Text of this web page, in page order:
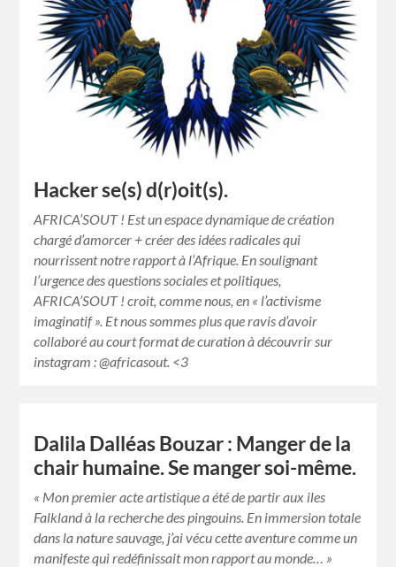
Hacker se(s) d(r)oit(s).
AFRICA’SOUT ! Est un espace dynamique de création
chargé d’amorcer + créer des idées radicales qui
nourrissent notre rapport à l’Afrique. En soulignant
l’urgence des questions sociales et politiques,
AFRICA’SOUT ! croit, comme nous, en « l’activisme
imaginatif ». Et nous sommes plus que ravis d’avoir
collaboré au court format de curation à découvrir sur
instagram : @africasout. <3
Dalila Dalléas Bouzar : Manger de la
chair humaine. Se manger soi-même.
« Mon premier acte artistique a été de partir aux iles
Falkland à la recherche des pingouins. En immersion totale
dans la nature sauvage, j’ai vécu cette aventure comme un
manifeste qui redéfinissait mon rapport au monde… »